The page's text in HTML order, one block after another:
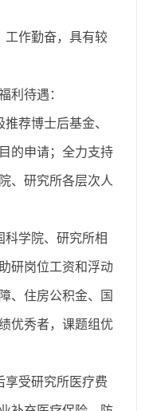
工作勤奋，具有较
利待遇：
荐博士后基金、
的申请；全力支持
、研究所各层次人
科学院、研究所相
研岗位工资和浮动
、住房公积金、国
优秀者，课题组优
享受研究所医疗费